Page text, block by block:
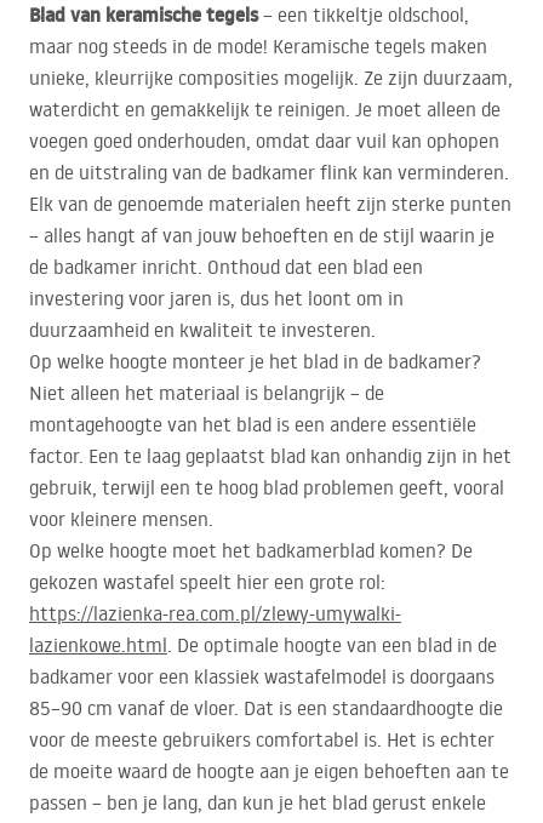
Blad van keramische tegels– een tikkeltje oldschool,
maar nog steeds in de mode! Keramische tegels maken
unieke, kleurrijke composities mogelijk. Ze zijn duurzaam,
waterdicht en gemakkelijk te reinigen. Je moet alleen de
voegen goed onderhouden, omdat daar vuil kan ophopen
en de uitstraling van de badkamer flink kan verminderen.
Elk van de genoemde materialen heeft zijn sterke punten
– alles hangt af van jouw behoeften en de stijl waarin je
de badkamer inricht. Onthoud dat een blad een
investering voor jaren is, dus het loont om in
duurzaamheid en kwaliteit te investeren.
Op welke hoogte monteer je het blad in de badkamer?
Niet alleen het materiaal is belangrijk – de
montagehoogte van het blad is een andere essentiële
factor. Een te laag geplaatst blad kan onhandig zijn in het
gebruik, terwijl een te hoog blad problemen geeft, vooral
voor kleinere mensen.
Op welke hoogte moet het badkamerblad komen? De
gekozen wastafel speelt hier een grote rol:
https://lazienka-rea.com.pl/zlewy-umywalki-
lazienkowe.html. De optimale hoogte van een blad in de
badkamer voor een klassiek wastafelmodel is doorgaans
85–90 cm vanaf de vloer. Dat is een standaardhoogte die
voor de meeste gebruikers comfortabel is. Het is echter
de moeite waard de hoogte aan je eigen behoeften aan te
passen – ben je lang, dan kun je het blad gerust enkele